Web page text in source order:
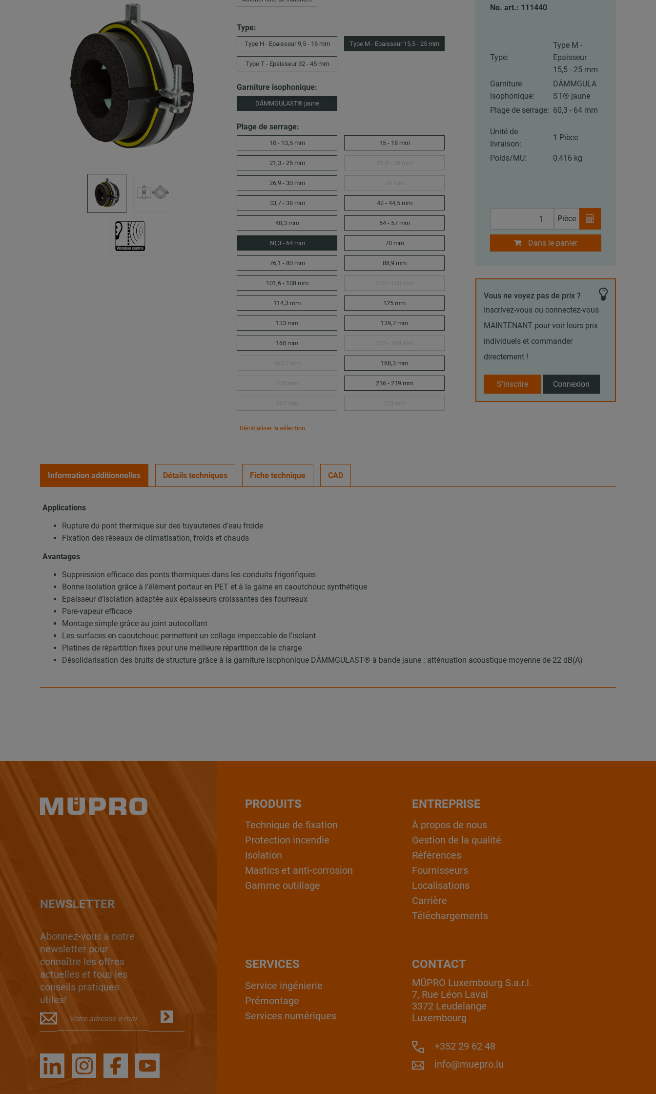
Type:
Type H - Epaisseur 9,5 - 16 mm Type M - Epaisseur 15,5 - 25 mm
Type T - Epaisseur 32 - 45 mm
Garniture isophonique:
DÄMMGULAST® jaune
Plage de serrage:
10 - 13,5 mm 15 - 18 mm
21,3 - 25 mm
26,9 - 30 mm
33,7 - 38 mm 42 - 44,5 mm
48,3 mm 54 - 57 mm
60,3 - 64 mm 70 mm
76,1 - 80 mm 88,9 mm
101,6 - 108 mm
114,3 mm 125 mm
133 mm 139,7 mm
160 mm
168,3 mm
216 - 219 mm
Réinitialiser la sélection
No. art.: 111440
Type:
Type M -
Epaisseur
15,5 - 25 mm
Garniture
isophonique:
DÄMMGULA
ST® jaune
Plage de serrage: 60,3 - 64 mm
Unité de
livraison:
1 Pièce
Poids/MU: 0,416 kg
Pièce
Dans le panier
Vous ne voyez pas de prix ?
Inscrivez-vous ou connectez-vous
MAINTENANT pour voir leurs prix
individuels et commander
directement !
S'inscrire Connexion
Information additionnelles Détails techniques Fiche technique CAD
Applications
Rupture du pont thermique sur des tuyauteries d’eau froide
Fixation des réseaux de climatisation, froids et chauds
Avantages
Suppression efficace des ponts thermiques dans les conduits frigorifiques
Bonne isolation grâce à l’élément porteur en PET et à la gaine en caoutchouc synthétique
Epaisseur d’isolation adaptée aux épaisseurs croissantes des fourreaux
Pare-vapeur efficace
Montage simple grâce au joint autocollant
Les surfaces en caoutchouc permettent un collage impeccable de l’isolant
Platines de répartition fixes pour une meilleure répartition de la charge
Désolidarisation des bruits de structure grâce à la garniture isophonique DÄMMGULAST® à bande jaune : atténuation acoustique moyenne de 22 dB(A)
NEWSLETTER
Abonnez-vous à notre
newsletter pour
connaître les offres
actuelles et tous les
conseils pratiques
utiles!
PRODUITS
Technique de fixation
Protection incendie
Isolation
Mastics et anti-corrosion
Gamme outillage
ENTREPRISE
À propos de nous
Gestion de la qualité
Références
Fournisseurs
Localisations
Carrière
Téléchargements
CONTACT
MÜPRO Luxembourg S.a.r.l.
7, Rue Léon Laval
3372 Leudelange
Luxembourg
+352 29 62 48
info@muepro.lu
SERVICES
Service ingénierie
Prémontage
Services numériques